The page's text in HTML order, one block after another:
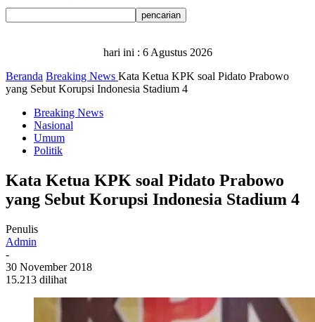
hari ini : 6 Agustus 2026
Beranda Breaking News Kata Ketua KPK soal Pidato Prabowo
yang Sebut Korupsi Indonesia Stadium 4
Breaking News
Nasional
Umum
Politik
Kata Ketua KPK soal Pidato Prabowo
yang Sebut Korupsi Indonesia Stadium 4
Penulis
Admin
-
30 November 2018
15.213 dilihat